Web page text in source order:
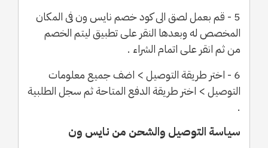
5 - قم بعمل لصق الى كود خصم نايس ون فى المكان
المخصص له وبعدها النقر على تطبيق ليتم الخصم
من ثم انقر على اتمام الشراء .
6 - اختر طريقة التوصيل > اضف جميع معلومات
التوصيل > اختر طريقة الدفع المتاحة ثم سجل الطلبية
.
سياسة التوصيل والشحن من نايس ون